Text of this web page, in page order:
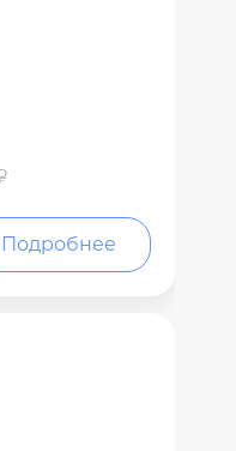
Подробнее